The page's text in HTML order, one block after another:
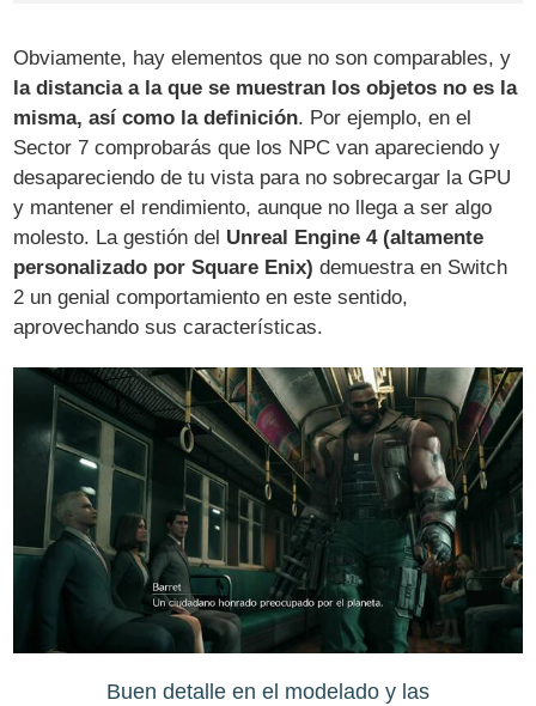
Obviamente, hay elementos que no son comparables, y
la distancia a la que se muestran los objetos no es la
misma, así como la definición. Por ejemplo, en el
Sector 7 comprobarás que los NPC van apareciendo y
desapareciendo de tu vista para no sobrecargar la GPU
y mantener el rendimiento, aunque no llega a ser algo
molesto. La gestión del Unreal Engine 4 (altamente
personalizado por Square Enix) demuestra en Switch
2 un genial comportamiento en este sentido,
aprovechando sus características.
Buen detalle en el modelado y las